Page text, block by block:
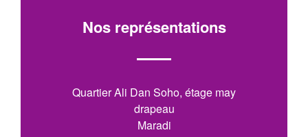
Nos représentations
Quartier Ali Dan Soho, étage may
drapeau
Maradi